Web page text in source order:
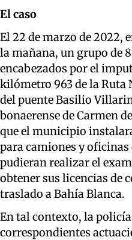
El caso
El 22 de marzo de 2022,
la mañana, un grupo de
encabezados por el
kilómetro 963 de la Ruta
del puente Basilio
bonaerense de Carmen
que el municipio
para camiones y oficinas
pudieran realizar el
obtener sus licencias de
traslado a Bahía Blanca.
En tal contexto, la
correspondientes